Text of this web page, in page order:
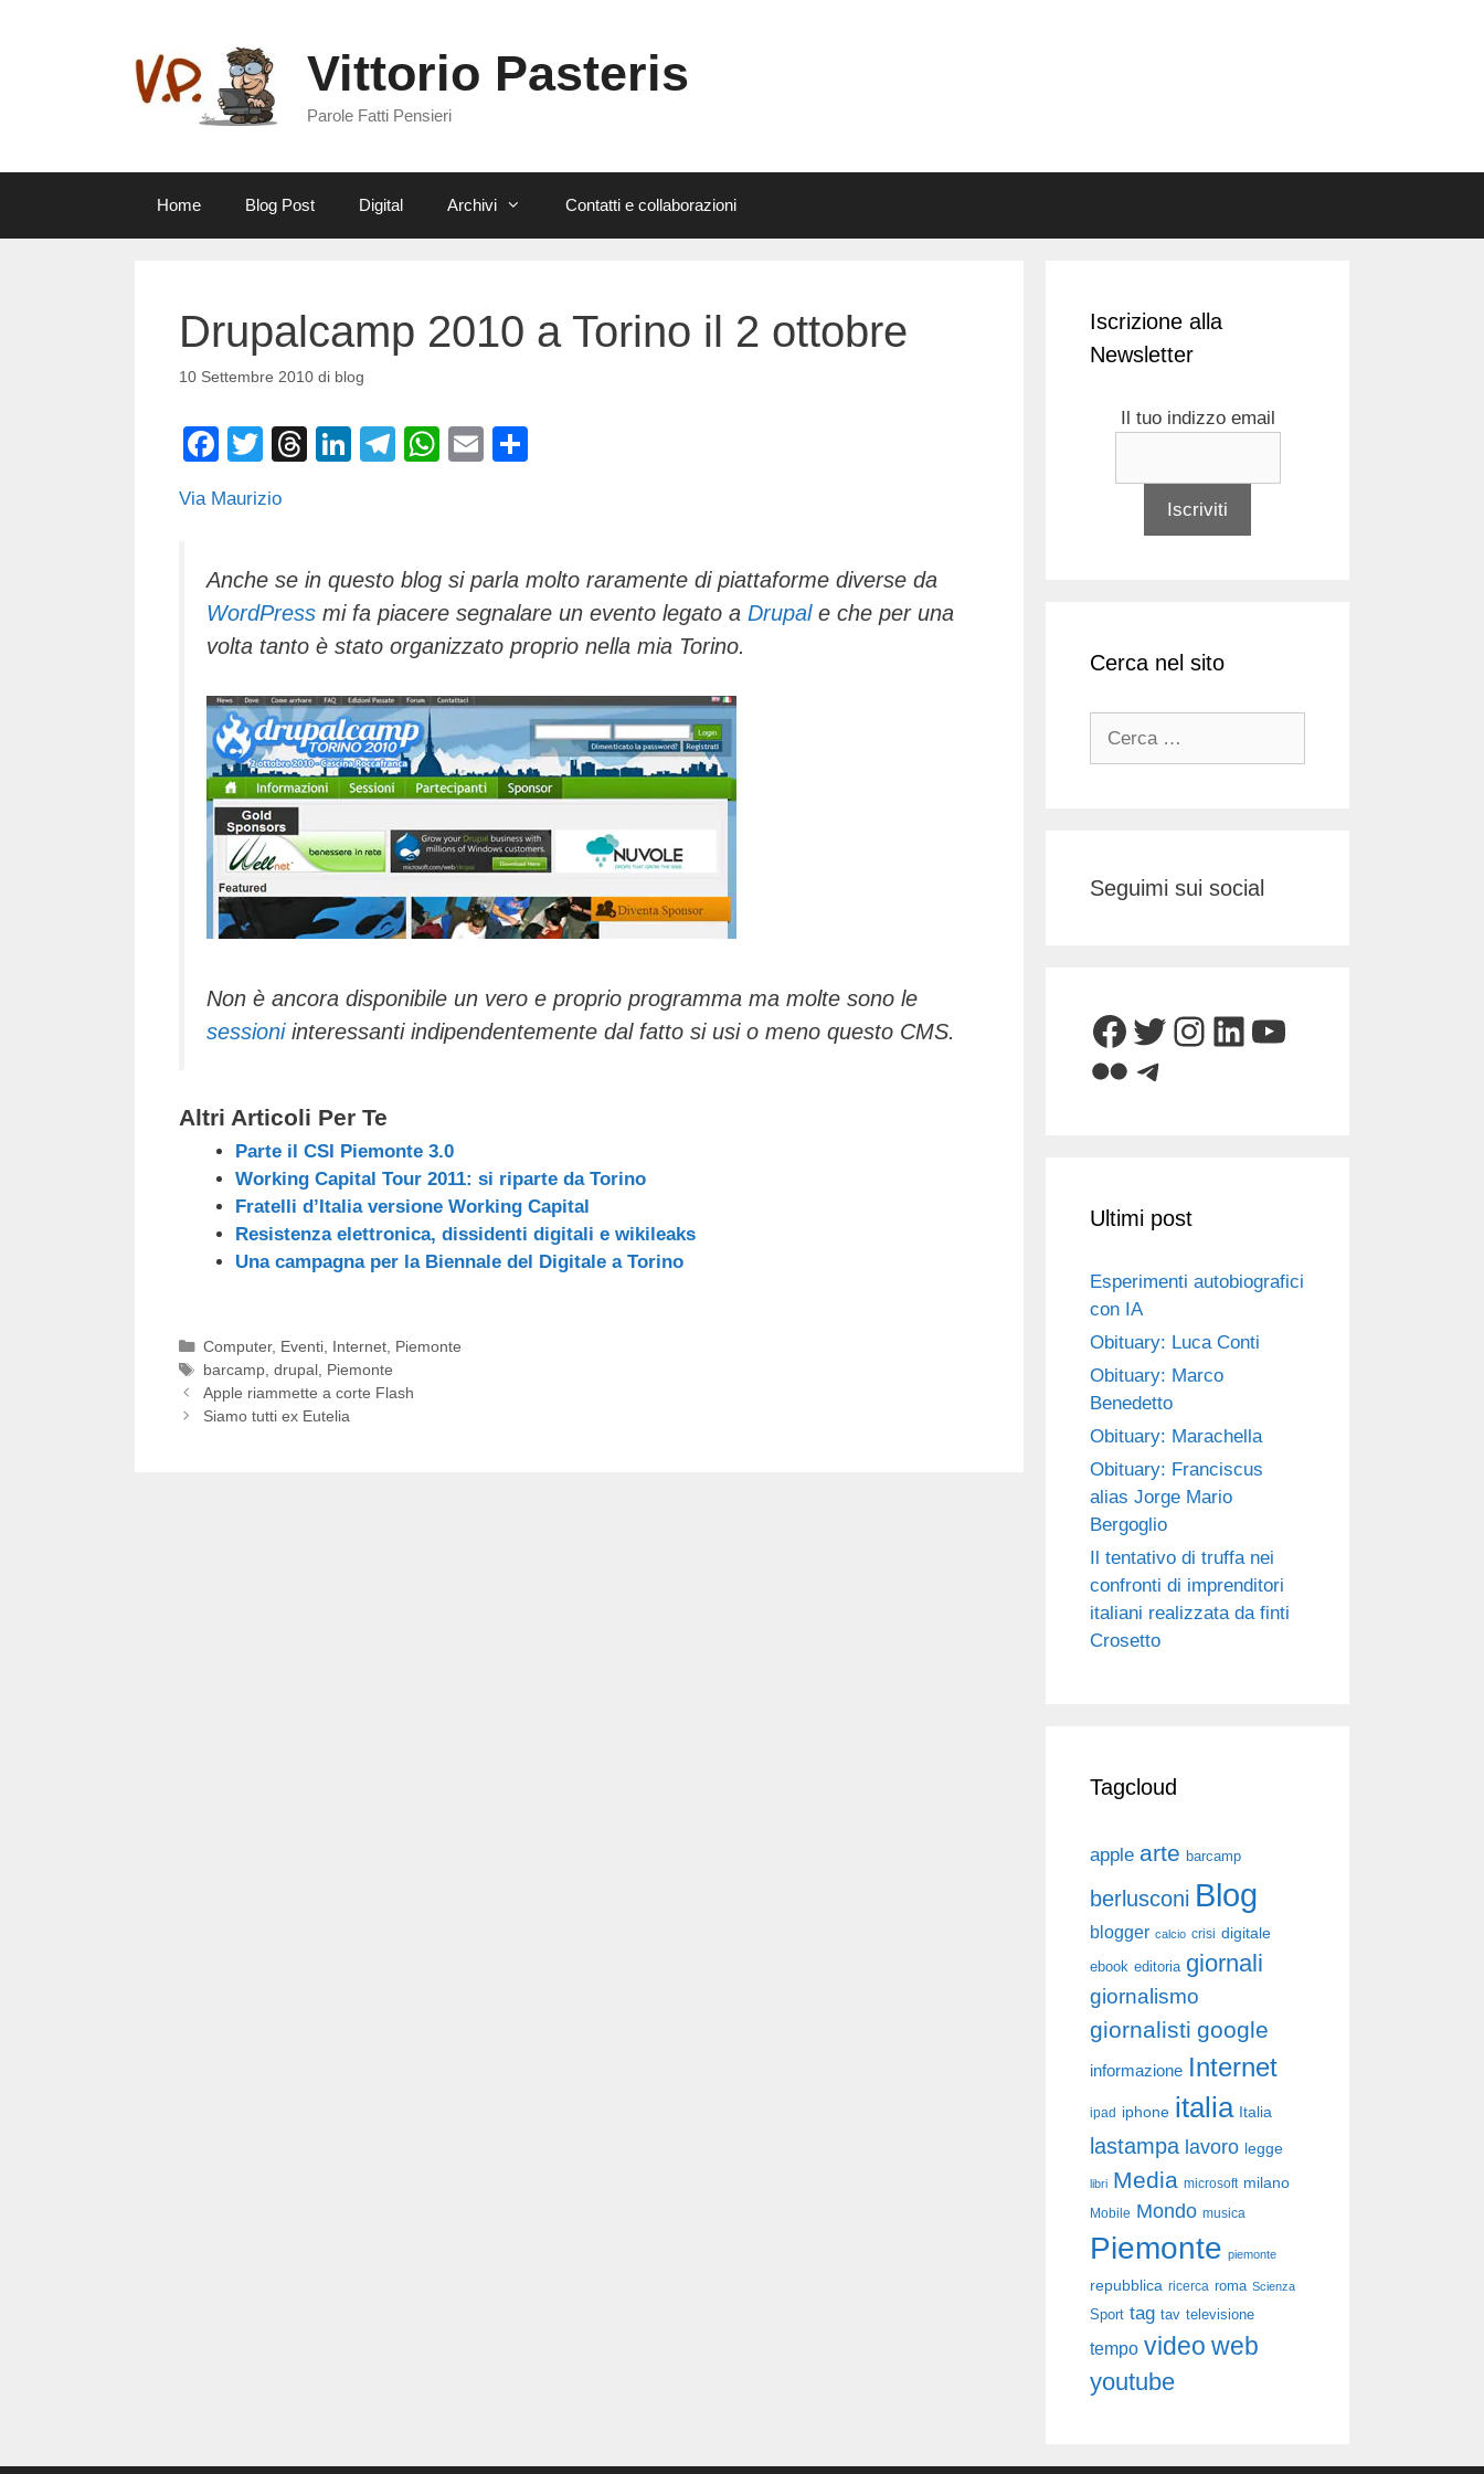
Vittorio Pasteris
Parole Fatti Pensieri
Home Blog Post Digital Archivi Contatti e collaborazioni
Drupalcamp 2010 a Torino il 2 ottobre
10 Settembre 2010 di blog
F
c
b
o
o
k
T
tt
T
d
s
Li
dI
n
T
a
m
W
A
p
p
E
vi
di
Via Maurizio
Anche se in questo blog si parla molto raramente di piattaforme diverse da
WordPress mi fa piacere segnalare un evento legato a Drupale che per una
volta tanto è stato organizzato proprio nella mia Torino.
Non è ancora disponibile un vero e proprio programma ma molte sono le
sessioniinteressanti indipendentemente dal fatto si usi o meno questo CMS.
Altri Articoli Per Te
Parte il CSI Piemonte 3.0
Working Capital Tour 2011: si riparte da Torino
Fratelli d’Italia versione Working Capital
Resistenza elettronica, dissidenti digitali e wikileaks
Una campagna per la Biennale del Digitale a Torino
Categorie
Computer, Eventi, Internet, Piemonte
Tag
barcamp, drupal, Piemonte
Apple riammette a corte Flash
Siamo tutti ex Eutelia
Iscrizione alla
Newsletter
Il tuo indizzo email
Cerca nel sito
Seguimi sui social
Facebook
Twitter
Instagram
LinkedIn
YouTube
FlickrTelegram
Ultimi post
Esperimenti autobiografici
con IA
Obituary: Luca Conti
Obituary: Marco
Benedetto
Obituary: Marachella
Obituary: Franciscus
alias Jorge Mario
Bergoglio
Il tentativo di truffa nei
confronti di imprenditori
italiani realizzata da finti
Crosetto
Tagcloud
apple arte barcamp
berlusconi Blog
blogger calcio crisi digitale
ebook editoria giornali
giornalismo
giornalisti google
informazione Internet
ipad iphone italia Italia
lastampa lavoro legge
libri Media microsoft milano
Mobile Mondo musica
Piemonte piemonte
repubblica ricerca roma Scienza
Sport tag tav televisione
tempo video web
youtube